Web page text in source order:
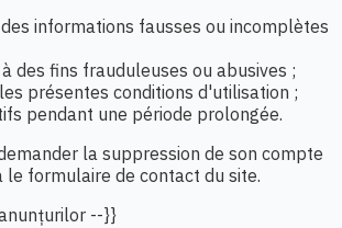
informations fausses ou incomplètes
des fins frauduleuses ou abusives ;
présentes conditions d'utilisation ;
pendant une période prolongée.
la suppression de son compte
le formulaire de contact du site.
--}}